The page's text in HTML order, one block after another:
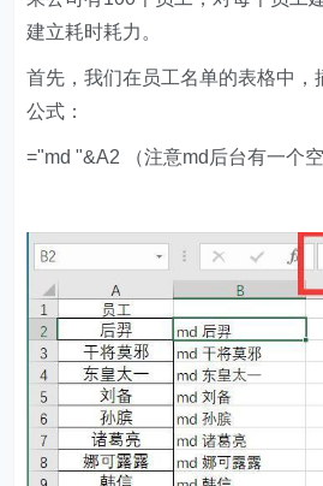
建立耗时耗力。
首先，我们在员工名单的表格中，
公式：
="md "&A2 （注意md后台有一个空